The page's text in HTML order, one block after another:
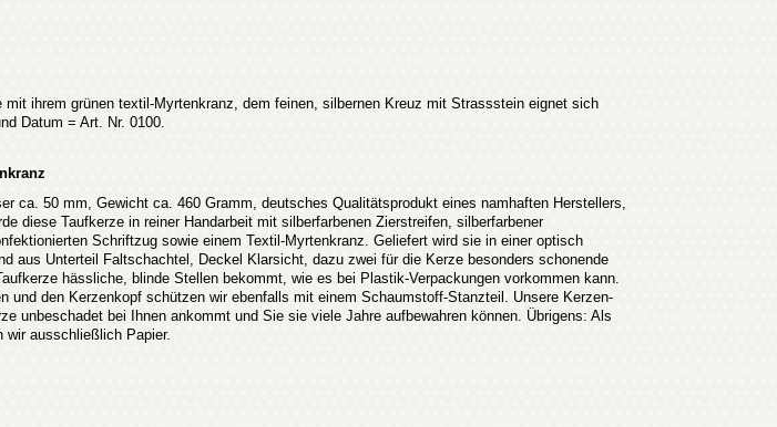
mit ihrem grünen textil-Myrtenkranz, dem feinen, silbernen Kreuz mit Strassstein eignet sich
Datum = Art. Nr. 0100.
ca. 50 mm, Gewicht ca. 460 Gramm, deutsches Qualitätsprodukt eines namhaften Herstellers,
diese Taufkerze in reiner Handarbeit mit silberfarbenen Zierstreifen, silberfarbener
Schriftzug sowie einem Textil-Myrtenkranz. Geliefert wird sie in einer optisch
aus Unterteil Faltschachtel, Deckel Klarsicht, dazu zwei für die Kerze besonders schonende
hässliche, blinde Stellen bekommt, wie es bei Plastik-Verpackungen vorkommen kann.
und den Kerzenkopf schützen wir ebenfalls mit einem Schaumstoff-Stanzteil. Unsere Kerzen-
unbeschadet bei Ihnen ankommt und Sie sie viele Jahre aufbewahren können. Übrigens: Als
wir ausschließlich Papier.